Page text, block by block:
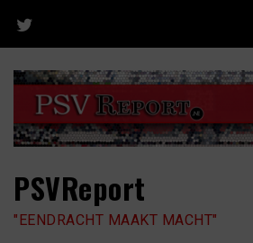
content
PSVReport
"EENDRACHT MAAKT MACHT"